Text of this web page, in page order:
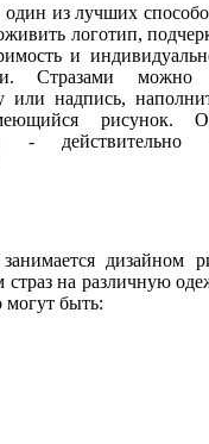
из лучших
логотип,
и
Стразами можно
или надпись,
рисунок.
- действительно
дизайном
страз на различную
могут быть: